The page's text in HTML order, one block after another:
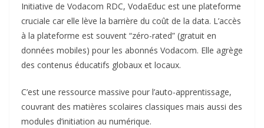
Initiative de Vodacom RDC, VodaEduc est une plateforme
cruciale car elle lève la barrière du coût de la data. L’accès
à la plateforme est souvent “zéro-rated” (gratuit en
données mobiles) pour les abonnés Vodacom. Elle agrège
des contenus éducatifs globaux et locaux.
C’est une ressource massive pour l’auto-apprentissage,
couvrant des matières scolaires classiques mais aussi des
modules d’initiation au numérique.